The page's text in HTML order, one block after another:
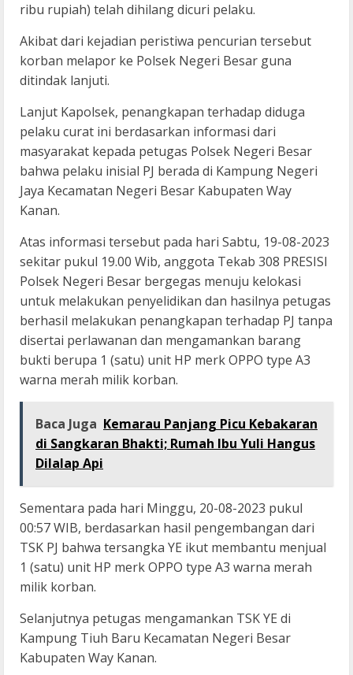
ribu rupiah) telah dihilang dicuri pelaku.
Akibat dari kejadian peristiwa pencurian tersebut
korban melapor ke Polsek Negeri Besar guna
ditindak lanjuti.
Lanjut Kapolsek, penangkapan terhadap diduga
pelaku curat ini berdasarkan informasi dari
masyarakat kepada petugas Polsek Negeri Besar
bahwa pelaku inisial PJ berada di Kampung Negeri
Jaya Kecamatan Negeri Besar Kabupaten Way
Kanan.
Atas informasi tersebut pada hari Sabtu, 19-08-2023
sekitar pukul 19.00 Wib, anggota Tekab 308 PRESISI
Polsek Negeri Besar bergegas menuju kelokasi
untuk melakukan penyelidikan dan hasilnya petugas
berhasil melakukan penangkapan terhadap PJ tanpa
disertai perlawanan dan mengamankan barang
bukti berupa 1 (satu) unit HP merk OPPO type A3
warna merah milik korban.
Baca Juga Kemarau Panjang Picu Kebakaran
di Sangkaran Bhakti; Rumah Ibu Yuli Hangus
Dilalap Api
Sementara pada hari Minggu, 20-08-2023 pukul
00:57 WIB, berdasarkan hasil pengembangan dari
TSK PJ bahwa tersangka YE ikut membantu menjual
1 (satu) unit HP merk OPPO type A3 warna merah
milik korban.
Selanjutnya petugas mengamankan TSK YE di
Kampung Tiuh Baru Kecamatan Negeri Besar
Kabupaten Way Kanan.